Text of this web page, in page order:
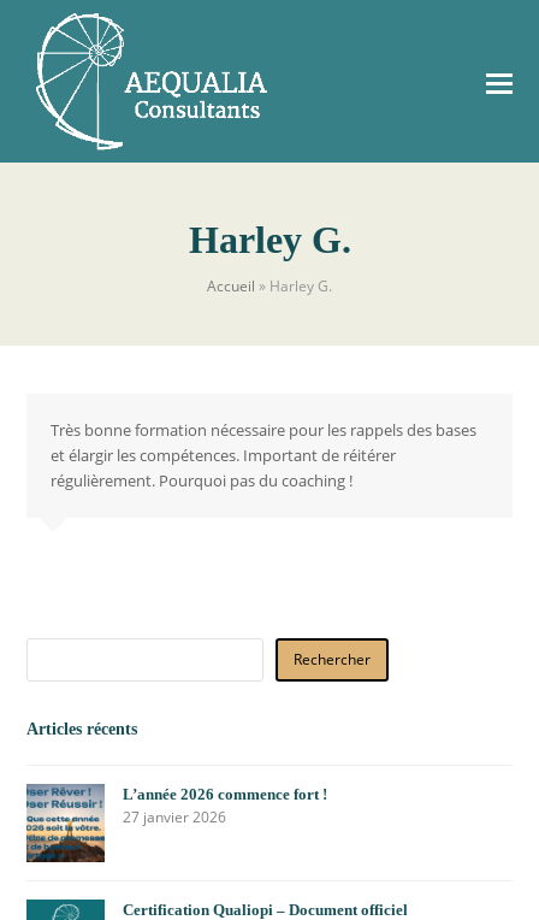
Harley G.
Accueil » Harley G.
Très bonne formation nécessaire pour les rappels des bases
et élargir les compétences. Important de réitérer
régulièrement. Pourquoi pas du coaching !
Rechercher
Articles récents
L’année 2026 commence fort !
27 janvier 2026
Certification Qualiopi – Document officiel